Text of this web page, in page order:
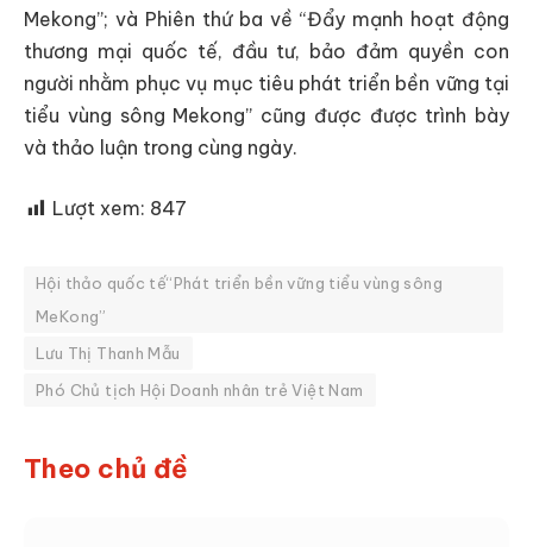
Mekong”; và Phiên thứ ba về “Đẩy mạnh hoạt động
thương mại quốc tế, đầu tư, bảo đảm quyền con
người nhằm phục vụ mục tiêu phát triển bền vững tại
tiểu vùng sông Mekong” cũng được được trình bày
và thảo luận trong cùng ngày.
Lượt xem: 847
Hội thảo quốc tế“Phát triển bền vững tiểu vùng sông
MeKong”
Lưu Thị Thanh Mẫu
Phó Chủ tịch Hội Doanh nhân trẻ Việt Nam
Theo chủ đề